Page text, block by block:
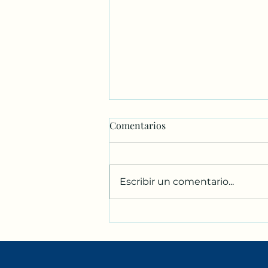
Club de Lectura Bilingüe en
Comentarios
Escribir un comentario...